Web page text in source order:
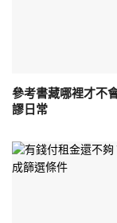
參考書藏哪裡才不
謬日常